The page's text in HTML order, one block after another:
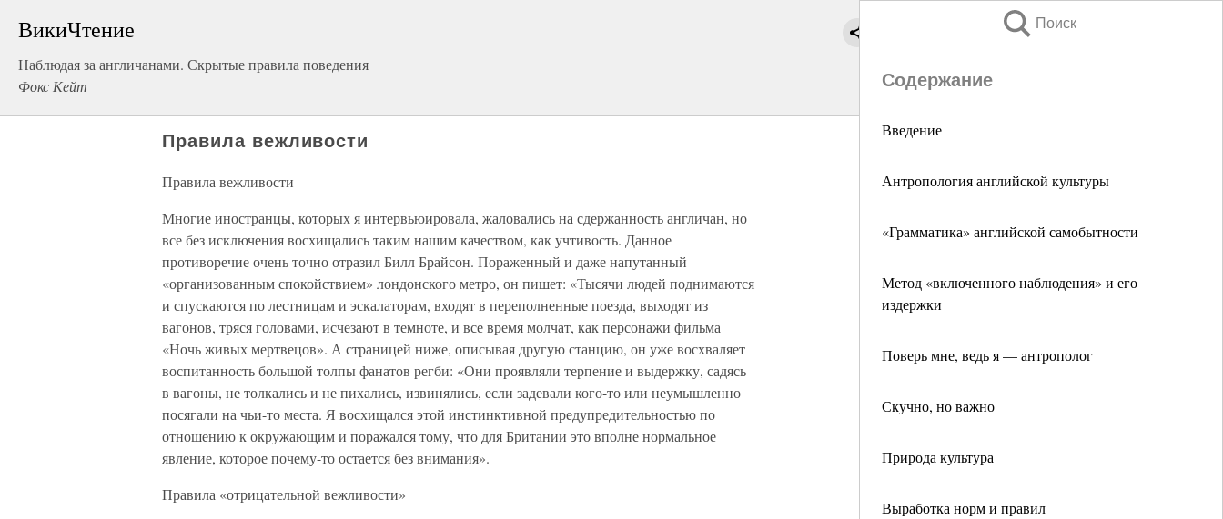
ВикиЧтение
Наблюдая за англичанами. Скрытые правила поведения
Фокс Кейт
Поиск
Содержание
Введение
Антропология английской культуры
«Грамматика» английской самобытности
Метод «включенного наблюдения» и его
издержки
Поверь мне, ведь я — антрополог
Скучно, но важно
Природа культура
Выработка норм и правил
Правила вежливости
Правила вежливости
Многие иностранцы, которых я интервьюировала, жаловались на сдержанность англичан, но
все без исключения восхищались таким нашим качеством, как учтивость. Данное
противоречие очень точно отразил Билл Брайсон. Пораженный и даже напутанный
«организованным спокойствием» лондонского метро, он пишет: «Тысячи людей поднимаются
и спускаются по лестницам и эскалаторам, входят в переполненные поезда, выходят из
вагонов, тряся головами, исчезают в темноте, и все время молчат, как персонажи фильма
«Ночь живых мертвецов». А страницей ниже, описывая другую станцию, он уже восхваляет
воспитанность большой толпы фанатов регби: «Они проявляли терпение и выдержку, садясь
в вагоны, не толкались и не пихались, извинялись, если задевали кого-то или неумышленно
посягали на чьи-то места. Я восхищался этой инстинктивной предупредительностью по
отношению к окружающим и поражался тому, что для Британии это вполне нормальное
явление, которое почему-то остается без внимания».
Правила «отрицательной вежливости»